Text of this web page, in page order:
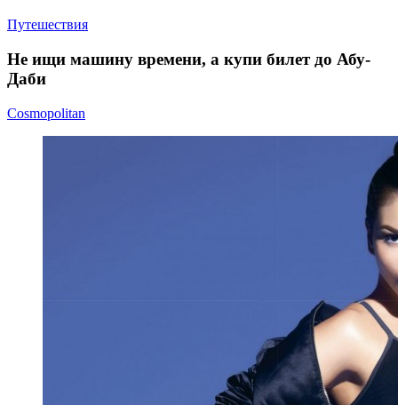
Путешествия
Не ищи машину времени, а купи билет до Абу-
Даби
Cosmopolitan